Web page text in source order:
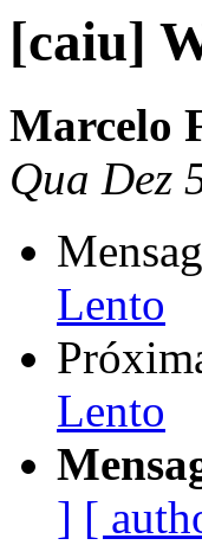
[caiu]
Marcelo
Qua Dez
Lento
Lento
] [